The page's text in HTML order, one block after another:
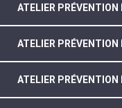
ATELIER
ATELIER
ATELIER